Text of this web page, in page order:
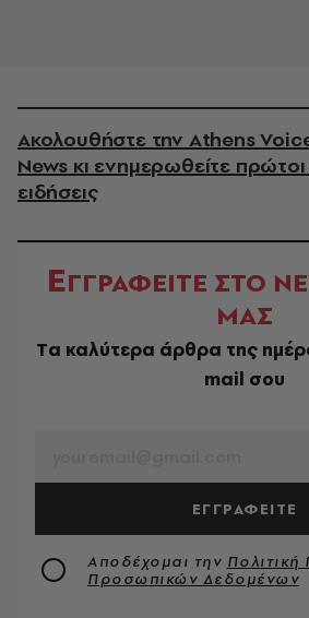
Ακολουθήστε την Athens
News κι ενημερωθείτε πρώτοι
ειδήσεις
ΕΓΓΡΑΦΕΙΤΕ ΣΤΟ
ΜΑΣ
Tα καλύτερα άρθρα της
mail σου
ΕΓΓΡΑΦΕΙΤΕ
Αποδέχομαι την
Προσωπικών Δεδομένων